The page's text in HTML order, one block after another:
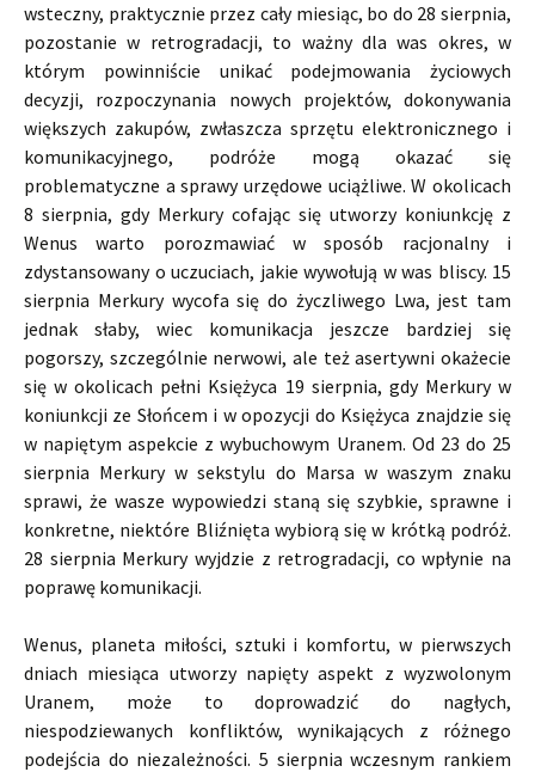
wsteczny, praktycznie przez cały miesiąc, bo do 28 sierpnia,
pozostanie w retrogradacji, to ważny dla was okres, w
którym powinniście unikać podejmowania życiowych
decyzji, rozpoczynania nowych projektów, dokonywania
większych zakupów, zwłaszcza sprzętu elektronicznego i
komunikacyjnego, podróże mogą okazać się
problematyczne a sprawy urzędowe uciążliwe. W okolicach
8 sierpnia, gdy Merkury cofając się utworzy koniunkcję z
Wenus warto porozmawiać w sposób racjonalny i
zdystansowany o uczuciach, jakie wywołują w was bliscy. 15
sierpnia Merkury wycofa się do życzliwego Lwa, jest tam
jednak słaby, wiec komunikacja jeszcze bardziej się
pogorszy, szczególnie nerwowi, ale też asertywni okażecie
się w okolicach pełni Księżyca 19 sierpnia, gdy Merkury w
koniunkcji ze Słońcem i w opozycji do Księżyca znajdzie się
w napiętym aspekcie z wybuchowym Uranem. Od 23 do 25
sierpnia Merkury w sekstylu do Marsa w waszym znaku
sprawi, że wasze wypowiedzi staną się szybkie, sprawne i
konkretne, niektóre Bliźnięta wybiorą się w krótką podróż.
28 sierpnia Merkury wyjdzie z retrogradacji, co wpłynie na
poprawę komunikacji.
Wenus, planeta miłości, sztuki i komfortu, w pierwszych
dniach miesiąca utworzy napięty aspekt z wyzwolonym
Uranem, może to doprowadzić do nagłych,
niespodziewanych konfliktów, wynikających z różnego
podejścia do niezależności. 5 sierpnia wczesnym rankiem